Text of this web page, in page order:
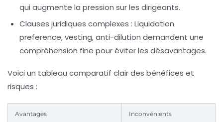
qui augmente la pression sur les dirigeants.
Clauses juridiques complexes : Liquidation
preference, vesting, anti-dilution demandent une
compréhension fine pour éviter les désavantages.
Voici un tableau comparatif clair des bénéfices et
risques :
Avantages Inconvénients